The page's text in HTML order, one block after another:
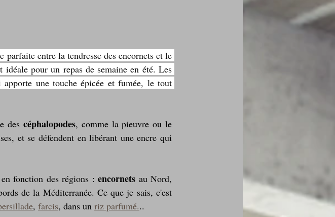
!
cucurbitacées cuisine des fleurs
Gâteau d'anniversaire
Healthy, léger, ou végétarien i Love Tomate !
parfaite entre la tendresse des encornets et le
pour un repas de semaine en été. Les
une touche épicée et fumée, le tout
des céphalopodes, comme la pieuvre ou le
et se défendent en libérant une encre qui
fonction des régions : encornets
de la Méditerranée. Ce que je sais, c'est
, farcis, dans un riz parfumé...